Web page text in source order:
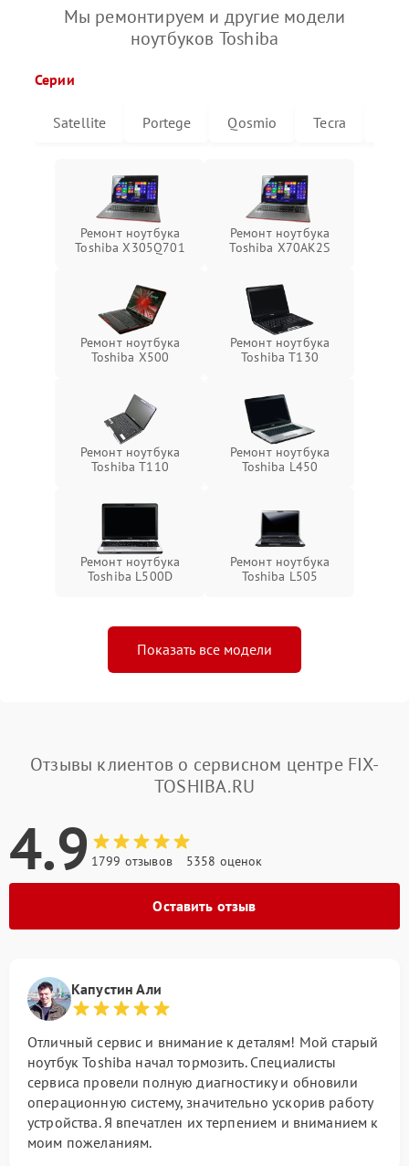
Мы ремонтируем и другие модели
ноутбуков Toshiba
Серии
Satellite Portege Qosmio Tecra
Ремонт ноутбука
Toshiba X305Q701
Ремонт ноутбука
Toshiba X70AK2S
Ремонт ноутбука
Toshiba X500
Ремонт ноутбука
Toshiba T130
Ремонт ноутбука
Toshiba T110
Ремонт ноутбука
Toshiba L450
Ремонт ноутбука
Toshiba L500D
Ремонт ноутбука
Toshiba L505
Показать все модели
Отзывы клиентов о сервисном центре FIX-
TOSHIBA.RU
4.9 1799 отзывов 5358 оценок
Оставить отзыв
Капустин Али
Отличный сервис и внимание к деталям! Мой старый
ноутбук Toshiba начал тормозить. Специалисты
сервиса провели полную диагностику и обновили
операционную систему, значительно ускорив работу
устройства. Я впечатлен их терпением и вниманием к
моим пожеланиям.